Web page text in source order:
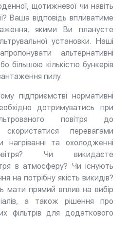
щотижневої чи навіть
Ваша відповідь впливатиме
якими Ви плануєте
установки. Наші
альтернативні
більшою кількістю бункерів
пилу.
підприємстві нормативні
дотримуватись при
повітря до
перевагами
нагріванні та охолодженні
Чи викидаєте
в атмосферу? Чи існують
на потрібну якість викидів?
мати прямий вплив на вибір
а також рішення про
фільтрів для додаткового